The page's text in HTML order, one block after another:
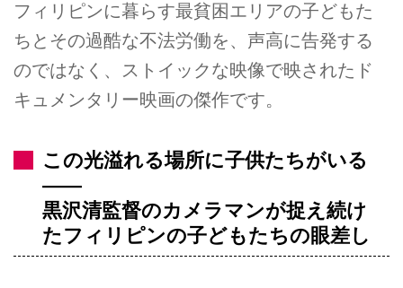
フィリピンに暮らす最貧困エリアの子どもた
ちとその過酷な不法労働を、声高に告発する
のではなく、ストイックな映像で映されたド
キュメンタリー映画の傑作です。
この光溢れる場所に子供たちがいる
――
黒沢清監督のカメラマンが捉え続け
たフィリピンの子どもたちの眼差し